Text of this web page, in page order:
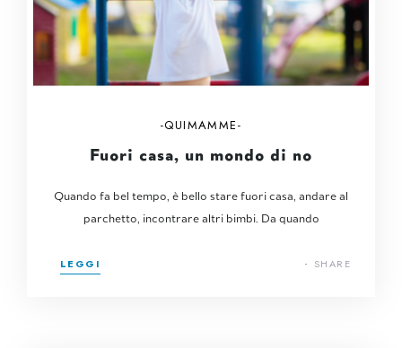
QUIMAMME
Fuori casa, un mondo di no
Quando fa bel tempo, è bello stare fuori casa, andare al
parchetto, incontrare altri bimbi. Da quando
LEGGI SHARE